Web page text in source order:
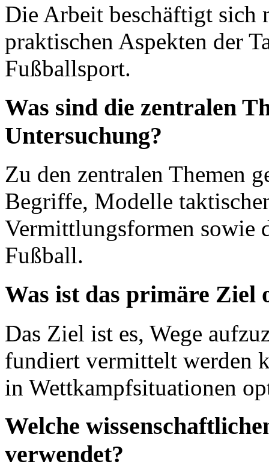
Die Arbeit beschäftigt sich
praktischen Aspekten der
Fußballsport.
Was sind die zentralen
Untersuchung?
Zu den zentralen Themen
Begriffe, Modelle
Vermittlungsformen sowie
Fußball.
Was ist das primäre Ziel
Das Ziel ist es, Wege
fundiert vermittelt werden
in Wettkampfsituationen
Welche
verwendet?